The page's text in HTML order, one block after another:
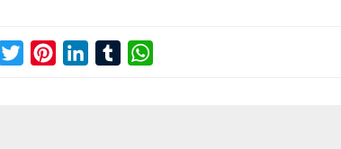
FacebookTwitterPinterestLinkedInTumblr